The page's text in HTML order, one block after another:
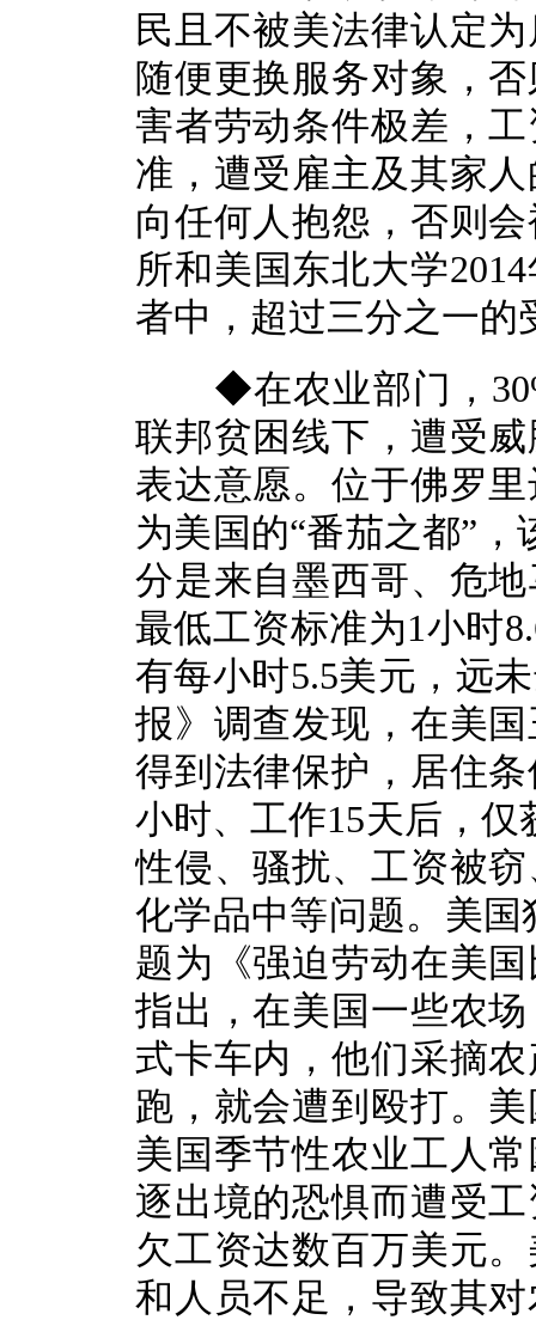
民且不被美法律认定
随便更换服务对象，
害者劳动条件极差，
准，遭受雇主及其家
向任何人抱怨，否则
所和美国东北大学
者中，超过三分之一的
◆在农业部门，
联邦贫困线下，遭受
表达意愿。位于佛罗
为美国的“番茄之都”，
分是来自墨西哥、危
最低工资标准为1小时
有每小时5.5美元，远
报》调查发现，在美
得到法律保护，居住
小时、工作15天后，仅
性侵、骚扰、工资被
化学品中等问题。美国
题为《强迫劳动在美
指出，在美国一些农
式卡车内，他们采摘
跑，就会遭到殴打。
美国季节性农业工人
逐出境的恐惧而遭受
欠工资达数百万美元
和人员不足，导致其